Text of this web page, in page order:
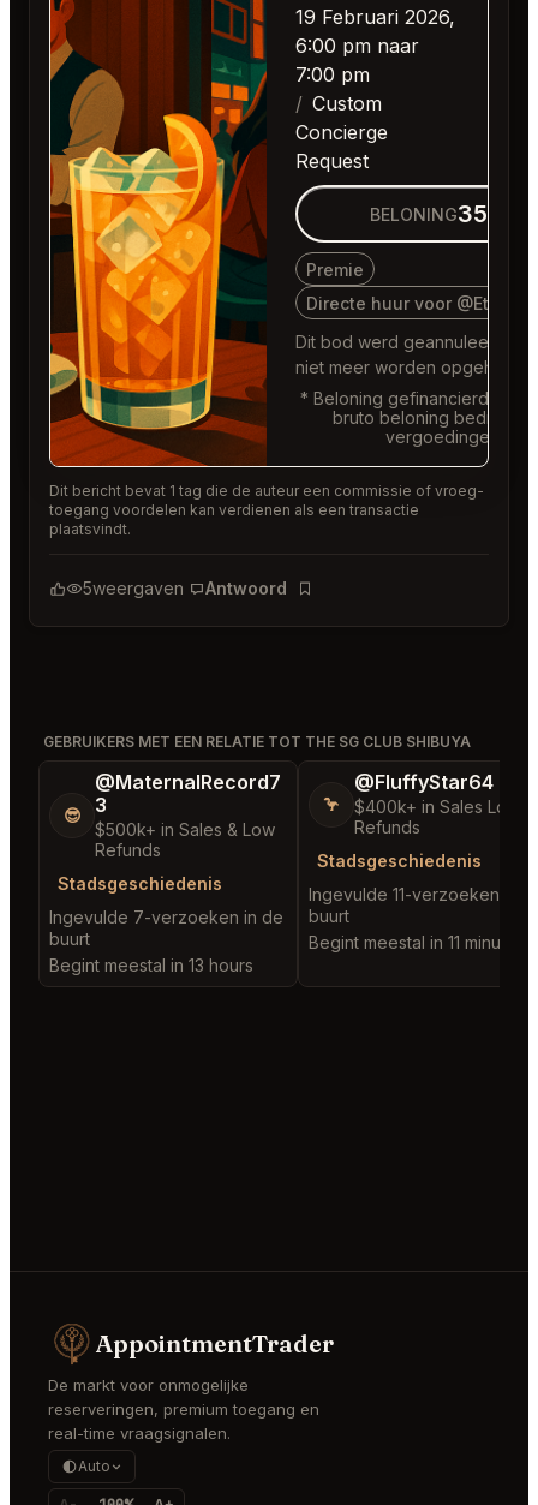
19 Februari 2026,
6:00 pm naar
7:00 pm
Custom
Concierge
Request
BELONING359€
Premie
Directe huur voor
Dit bod werd geannuleerd en
niet meer worden opgehaald.
* Beloning gefinancierd door
bruto beloning bedrag
vergoedingen.
Dit bericht bevat 1 tag die de auteur een commissie of vroeg-
toegang voordelen kan verdienen als een transactie
plaatsvindt.
5weergaven Antwoord
Bladwijzer
GEBRUIKERS MET EEN RELATIE TOT THE SG CLUB SHIBUYA
😎
@MaternalRecord7
3
$500k+ in Sales & Low
Refunds
Stadsgeschiedenis
Ingevulde 7-verzoeken in de
buurt
Begint meestal in 13 hours
🦩
@FluffyStar64
$400k+ in Sales Low
Refunds
Stadsgeschiedenis
Ingevulde 11-verzoeken in
buurt
Begint meestal in 11 minutes
AppointmentTrader
De markt voor onmogelijke
reserveringen, premium toegang en
real-time vraagsignalen.
Auto